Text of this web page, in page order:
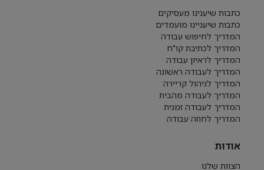
כתבות שיענינו מעסיקים
כתבות שיעניינו מועמדים
המדריך לחיפוש עבודה
המדריך לכתיבת קו"ח
המדריך לראיון עבודה
המדריך לעבודה ראשונה
המדריך לניהול קריירה
המדריך לעבודה מהבית
המדריך לעבודה זמנית
המדריך לחוזה עבודה
אודות
הצוות שלנו